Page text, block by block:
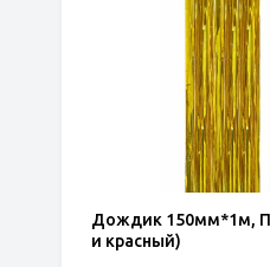
Дождик 150мм*1м,
и красный)